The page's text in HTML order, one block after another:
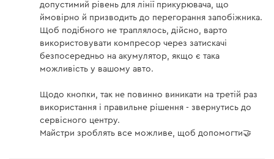
допустимий рівень для лінії прикурювача, що
ймовірно й призводить до перегорання запобіжника.
Щоб подібного не траплялось, дійсно, варто
використовувати компресор через затискачі
безпосередньо на акумулятор, якщо є така
можливість у вашому авто.
Щодо кнопки, так не повинно виникати на третій раз
використання і правильне рішення - звернутись до
сервісного центру.
Майстри зроблять все можливе, щоб допомогти🤝